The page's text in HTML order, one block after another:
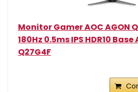
Monitor Gamer AOC AGON
180Hz 0.5ms IPS HDR10
Q27G4F